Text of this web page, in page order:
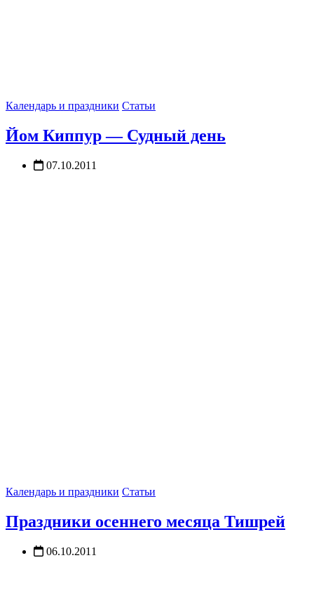
Календарь и праздники Статьи
Йом Киппур — Судный день
07.10.2011
Календарь и праздники Статьи
Праздники осеннего месяца Тишрей
06.10.2011